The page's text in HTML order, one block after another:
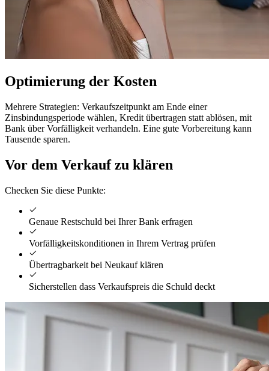
Optimierung der Kosten
Mehrere Strategien: Verkaufszeitpunkt am Ende einer
Zinsbindungsperiode wählen, Kredit übertragen statt ablösen, mit
Bank über Vorfälligkeit verhandeln. Eine gute Vorbereitung kann
Tausende sparen.
Vor dem Verkauf zu klären
Checken Sie diese Punkte:
Genaue Restschuld bei Ihrer Bank erfragen
Vorfälligkeitskonditionen in Ihrem Vertrag prüfen
Übertragbarkeit bei Neukauf klären
Sicherstellen dass Verkaufspreis die Schuld deckt